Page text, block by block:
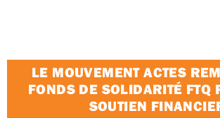
LE MOUVEMENT ACTES
FONDS DE SOLIDARITÉ FTQ
SOUTIEN